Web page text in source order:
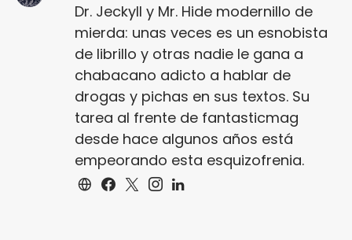
Dr. Jeckyll y Mr. Hide modernillo de
mierda: unas veces es un esnobista
de librillo y otras nadie le gana a
chabacano adicto a hablar de
drogas y pichas en sus textos. Su
tarea al frente de fantasticmag
desde hace algunos años está
empeorando esta esquizofrenia.